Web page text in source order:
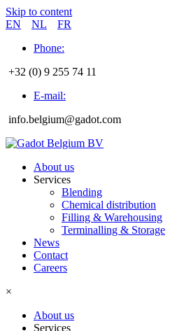
Skip to content
EN
NL
FR
Phone:
+32 (0) 9 255 74 11
E-mail:
info.belgium@gadot.com
About us
Services
Blending
Chemical distribution
Filling & Warehousing
Terminalling & Storage
News
Contact
Careers
×
About us
Services